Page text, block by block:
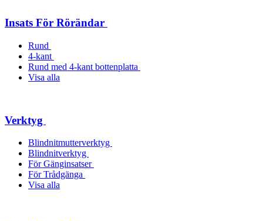
Insats För Rörändar
Rund
4-kant
Rund med 4-kant bottenplatta
Visa alla
Verktyg
Blindnitmutterverktyg
Blindnitverktyg
För Gänginsatser
För Trådgänga
Visa alla